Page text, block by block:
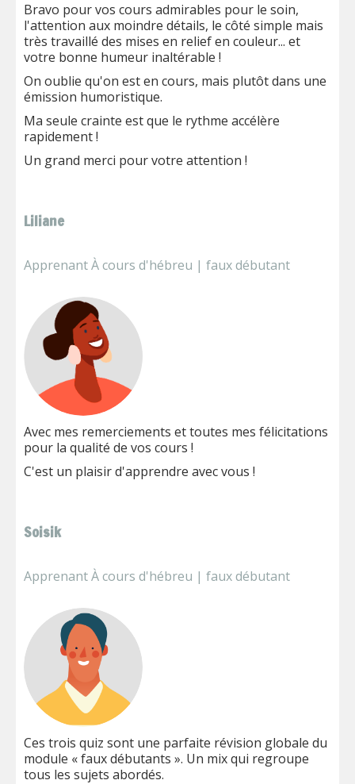
Bravo pour vos cours admirables pour le soin,
l'attention aux moindre détails, le côté simple mais
très travaillé des mises en relief en couleur... et
votre bonne humeur inaltérable !
On oublie qu'on est en cours, mais plutôt dans une
émission humoristique.
Ma seule crainte est que le rythme accélère
rapidement !
Un grand merci pour votre attention !
Liliane
Apprenant À cours d'hébreu | faux débutant
Avec mes remerciements et toutes mes félicitations
pour la qualité de vos cours !
C'est un plaisir d'apprendre avec vous !
Soisik
Apprenant À cours d'hébreu | faux débutant
Ces trois quiz sont une parfaite révision globale du
module « faux débutants ». Un mix qui regroupe
tous les sujets abordés.